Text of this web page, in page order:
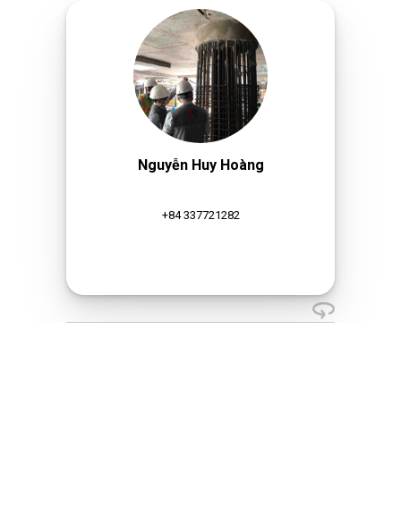
Nguyễn Huy Hoàng
+84 337721282